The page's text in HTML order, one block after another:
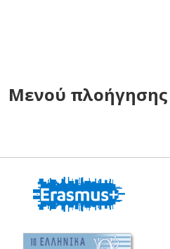
Μενού πλοήγησης